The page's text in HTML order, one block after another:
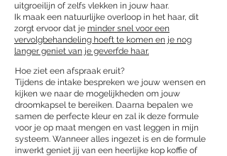
uitgroeilijn of zelfs vlekken in jouw haar.
Ik maak een natuurlijke overloop in het haar, dit
zorgt ervoor dat je minder snel voor een
vervolgbehandeling hoeft te komen en je nog
langer geniet van je geverfde haar.
Hoe ziet een afspraak eruit?
Tijdens de intake bespreken we jouw wensen en
kijken we naar de mogelijkheden om jouw
droomkapsel te bereiken. Daarna bepalen we
samen de perfecte kleur en zal ik deze formule
voor je op maat mengen en vast leggen in mijn
systeem. Wanneer alles ingezet is en de formule
inwerkt geniet jij van een heerlijke kop koffie of